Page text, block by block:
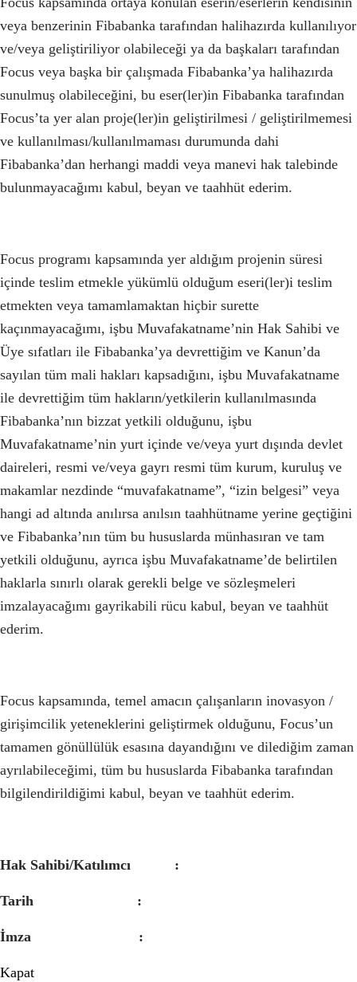
veya benzerinin Fibabanka tarafından halihazırda kullanılıyor
ve/veya geliştiriliyor olabileceği ya da başkaları tarafından
Focus veya başka bir çalışmada Fibabanka’ya halihazırda
sunulmuş olabileceğini, bu eser(ler)in Fibabanka tarafından
Focus’ta yer alan proje(ler)in geliştirilmesi / geliştirilmemesi
ve kullanılması/kullanılmaması durumunda dahi
Fibabanka’dan herhangi maddi veya manevi hak talebinde
bulunmayacağımı kabul, beyan ve taahhüt ederim.
Focus programı kapsamında yer aldığım projenin süresi
içinde teslim etmekle yükümlü olduğum eseri(ler)i teslim
etmekten veya tamamlamaktan hiçbir surette
kaçınmayacağımı, işbu Muvafakatname’nin Hak Sahibi ve
Üye sıfatları ile Fibabanka’ya devrettiğim ve Kanun’da
sayılan tüm mali hakları kapsadığını, işbu Muvafakatname
ile devrettiğim tüm hakların/yetkilerin kullanılmasında
Fibabanka’nın bizzat yetkili olduğunu, işbu
Muvafakatname’nin yurt içinde ve/veya yurt dışında devlet
daireleri, resmi ve/veya gayrı resmi tüm kurum, kuruluş ve
makamlar nezdinde “muvafakatname”, “izin belgesi” veya
hangi ad altında anılırsa anılsın taahhütname yerine geçtiğini
ve Fibabanka’nın tüm bu hususlarda münhasıran ve tam
yetkili olduğunu, ayrıca işbu Muvafakatname’de belirtilen
haklarla sınırlı olarak gerekli belge ve sözleşmeleri
imzalayacağımı gayrikabili rücu kabul, beyan ve taahhüt
ederim.
Focus kapsamında, temel amacın çalışanların inovasyon /
girişimcilik yeteneklerini geliştirmek olduğunu, Focus’un
tamamen gönüllülük esasına dayandığını ve dilediğim zaman
ayrılabileceğimi, tüm bu hususlarda Fibabanka tarafından
bilgilendirildiğimi kabul, beyan ve taahhüt ederim.
Hak Sahibi/Katılımcı :
Tarih :
İmza :
Kapat